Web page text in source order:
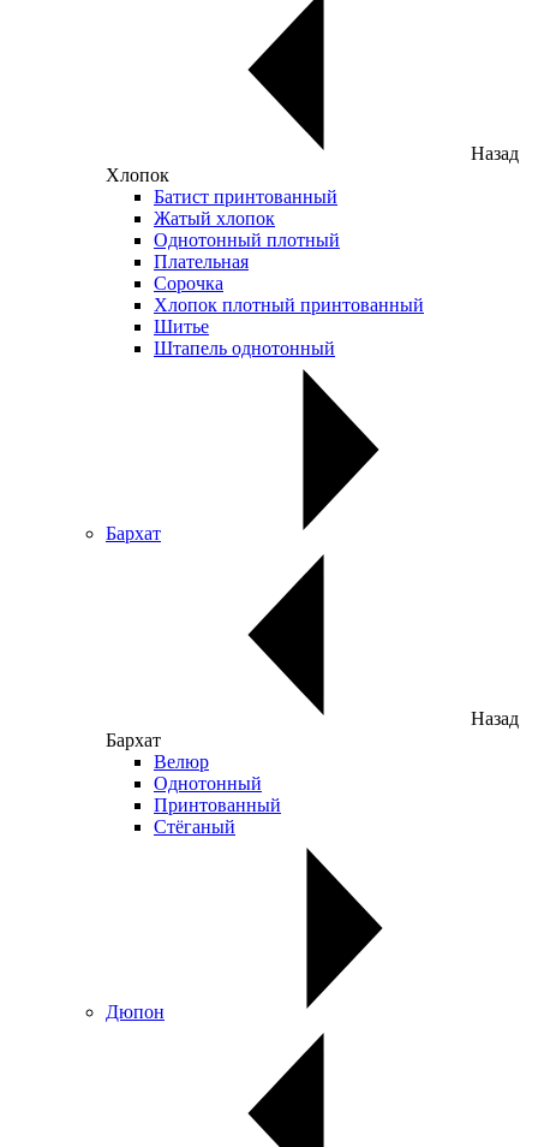
Назад
Хлопок
Батист принтованный
Жатый хлопок
Однотонный плотный
Плательная
Сорочка
Хлопок плотный принтованный
Шитье
Штапель однотонный
Бархат
Назад
Бархат
Велюр
Однотонный
Принтованный
Стёганый
Дюпон